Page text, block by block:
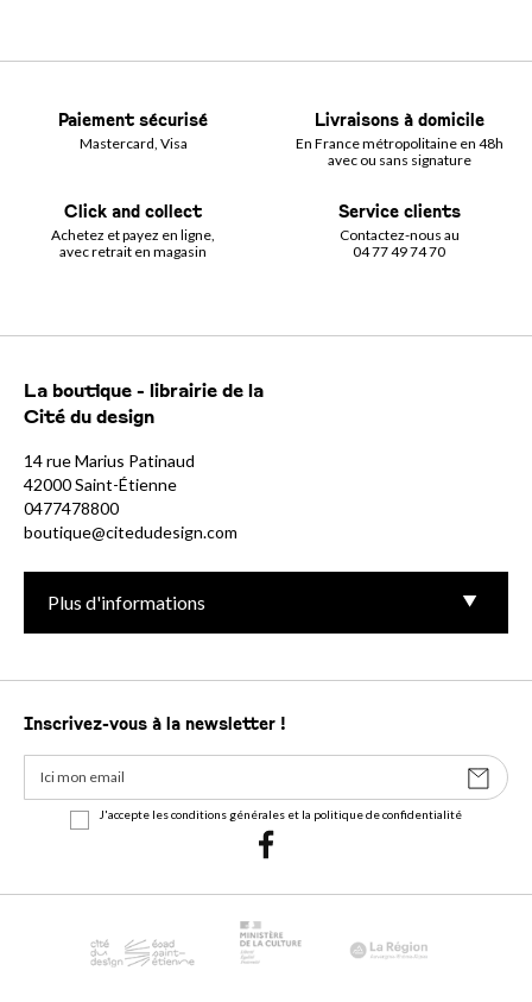
Paiement sécurisé
Mastercard, Visa
Livraisons à domicile
En France métropolitaine en 48h
avec ou sans signature
Click and collect
Achetez et payez en ligne,
avec retrait en magasin
Service clients
Contactez-nous au
04 77 49 74 70
La boutique - librairie de la
Cité du design
14 rue Marius Patinaud
42000 Saint-Étienne
0477478800
boutique@citedudesign.com
Plus d'informations
Inscrivez-vous à la newsletter !
J'accepte les conditions générales et la politique de confidentialité